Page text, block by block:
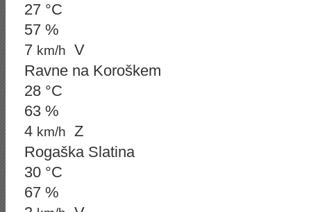
27 °C
57 %
7 km/h
V
Ravne na Koroškem
28 °C
63 %
4 km/h
Z
Rogaška Slatina
30 °C
67 %